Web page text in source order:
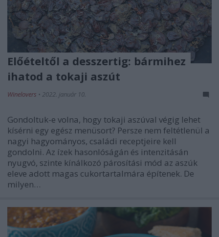
Előételtől a desszertig: bármihez
ihatod a tokaji aszút
Winelovers • 2022. január 10.
Gondoltuk-e volna, hogy tokaji aszúval végig lehet
kísérni egy egész menüsort? Persze nem feltétlenül a
nagyi hagyományos, családi receptjeire kell
gondolni. Az ízek hasonlóságán és intenzitásán
nyugvó, szinte kínálkozó párosítási mód az aszúk
eleve adott magas cukortartalmára építenek. De
milyen…